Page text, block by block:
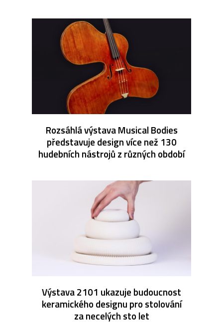
Rozsáhlá výstava Musical Bodies
představuje design více než 130
hudebních nástrojů z různých období
Výstava 2101 ukazuje budoucnost
keramického designu pro stolování
za necelých sto let